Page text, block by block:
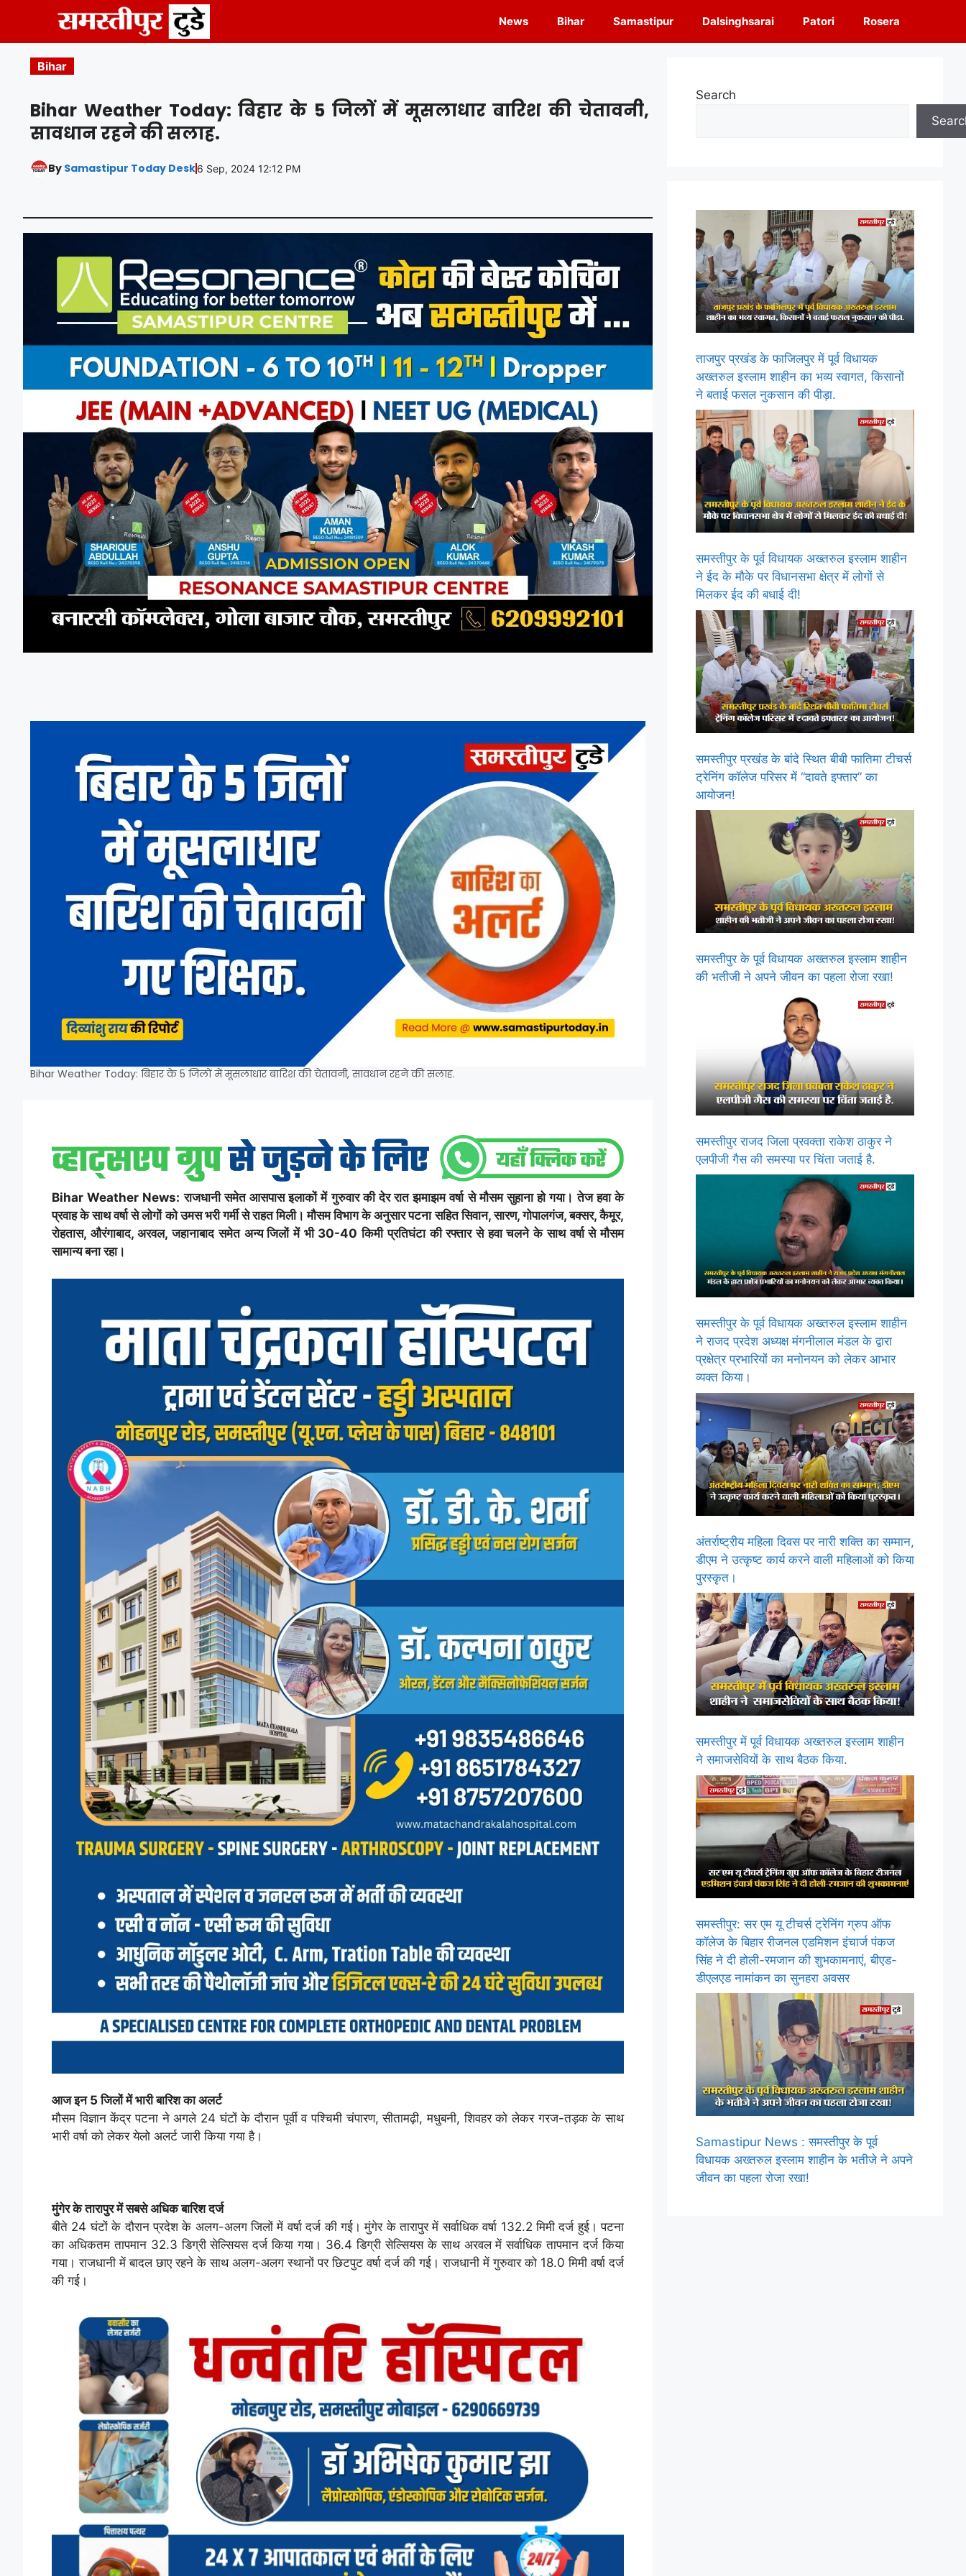
content
News Bihar Samastipur Dalsinghsarai Patori Rosera
Bihar
Bihar Weather Today: बिहार के 5 जिलों में मूसलाधार बारिश की चेतावनी,
सावधान रहने की सलाह.
By Samastipur Today Desk6 Sep, 2024 12:12 PM
Bihar Weather Today: बिहार के 5 जिलों में मूसलाधार बारिश की चेतावनी, सावधान रहने की सलाह.
Bihar Weather News: राजधानी समेत आसपास इलाकों में गुरुवार की देर रात झमाझम वर्षा से मौसम सुहाना हो गया। तेज हवा के
प्रवाह के साथ वर्षा से लोगों को उमस भरी गर्मी से राहत मिली। मौसम विभाग के अनुसार पटना सहित सिवान, सारण, गोपालगंज, बक्सर, कैमूर,
रोहतास, औरंगाबाद, अरवल, जहानाबाद समेत अन्य जिलों में भी 30-40 किमी प्रतिघंटा की रफ्तार से हवा चलने के साथ वर्षा से मौसम
सामान्य बना रहा।
आज इन 5 जिलों में भारी बारिश का अलर्ट
मौसम विज्ञान केंद्र पटना ने अगले 24 घंटों के दौरान पूर्वी व पश्चिमी चंपारण, सीतामढ़ी, मधुबनी, शिवहर को लेकर गरज-तड़क के साथ
भारी वर्षा को लेकर येलो अलर्ट जारी किया गया है।
मुंगेर के तारापुर में सबसे अधिक बारिश दर्ज
बीते 24 घंटों के दौरान प्रदेश के अलग-अलग जिलों में वर्षा दर्ज की गई। मुंगेर के तारापुर में सर्वाधिक वर्षा 132.2 मिमी दर्ज हुई। पटना
का अधिकतम तापमान 32.3 डिग्री सेल्सियस दर्ज किया गया। 36.4 डिग्री सेल्सियस के साथ अरवल में सर्वाधिक तापमान दर्ज किया
गया। राजधानी में बादल छाए रहने के साथ अलग-अलग स्थानों पर छिटपुट वर्षा दर्ज की गई। राजधानी में गुरुवार को 18.0 मिमी वर्षा दर्ज
की गई।
Search
ताजपुर प्रखंड के फाजिलपुर में पूर्व विधायक
अख्तरुल इस्लाम शाहीन का भव्य स्वागत, किसानों
ने बताई फसल नुकसान की पीड़ा.
समस्तीपुर के पूर्व विधायक अख्तरुल इस्लाम शाहीन
ने ईद के मौके पर विधानसभा क्षेत्र में लोगों से
मिलकर ईद की बधाई दी!
समस्तीपुर प्रखंड के बांदे स्थित बीबी फातिमा टीचर्स
ट्रेनिंग कॉलेज परिसर में “दावते इफ्तार” का
आयोजन!
समस्तीपुर के पूर्व विधायक अख्तरुल इस्लाम शाहीन
की भतीजी ने अपने जीवन का पहला रोजा रखा!
समस्तीपुर राजद जिला प्रवक्ता राकेश ठाकुर ने
एलपीजी गैस की समस्या पर चिंता जताई है.
समस्तीपुर के पूर्व विधायक अख्तरुल इस्लाम शाहीन
ने राजद प्रदेश अध्यक्ष मंगनीलाल मंडल के द्वारा
प्रक्षेत्र प्रभारियों का मनोनयन को लेकर आभार
व्यक्त किया।
अंतर्राष्ट्रीय महिला दिवस पर नारी शक्ति का सम्मान,
डीएम ने उत्कृष्ट कार्य करने वाली महिलाओं को किया
पुरस्कृत।
समस्तीपुर में पूर्व विधायक अख्तरुल इस्लाम शाहीन
ने समाजसेवियों के साथ बैठक किया.
समस्तीपुर: सर एम यू टीचर्स ट्रेनिंग ग्रुप ऑफ
कॉलेज के बिहार रीजनल एडमिशन इंचार्ज पंकज
सिंह ने दी होली-रमजान की शुभकामनाएं, बीएड-
डीएलएड नामांकन का सुनहरा अवसर
Samastipur News : समस्तीपुर के पूर्व
विधायक अख्तरुल इस्लाम शाहीन के भतीजे ने अपने
जीवन का पहला रोजा रखा!